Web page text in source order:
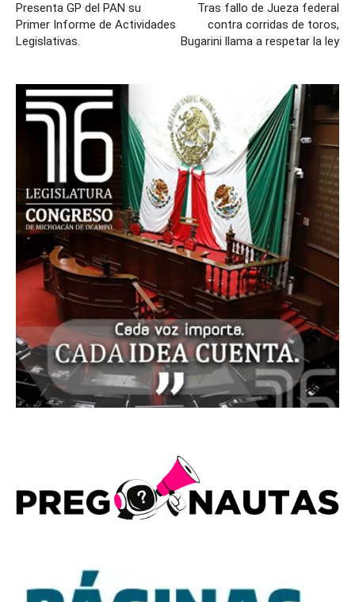
Presenta GP del PAN su
Primer Informe de Actividades
Legislativas.
Tras fallo de Jueza federal
contra corridas de toros,
Bugarini llama a respetar la ley